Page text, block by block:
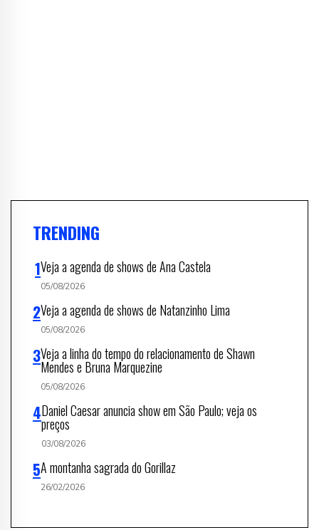
TRENDING
Veja a agenda de shows de Ana Castela
05/08/2026
Veja a agenda de shows de Natanzinho Lima
05/08/2026
Veja a linha do tempo do relacionamento de Shawn
Mendes e Bruna Marquezine
05/08/2026
Daniel Caesar anuncia show em São Paulo; veja os
preços
03/08/2026
A montanha sagrada do Gorillaz
26/02/2026